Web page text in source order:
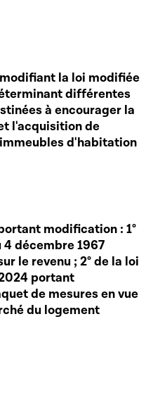
la loi modifiée
différentes
à encourager la
l'acquisition de
d'habitation
modification : 1°
décembre 1967
le revenu ; 2° de la loi
portant
de mesures en vue
du logement